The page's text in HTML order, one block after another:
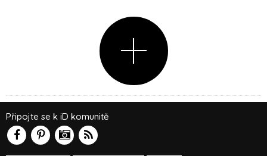
Připojte se k iD komunitě